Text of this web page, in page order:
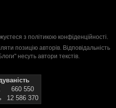
з політикою конфіденційності.
позицію авторів. Відповідальність
несуть автори текстів.
660 550
12 586 370